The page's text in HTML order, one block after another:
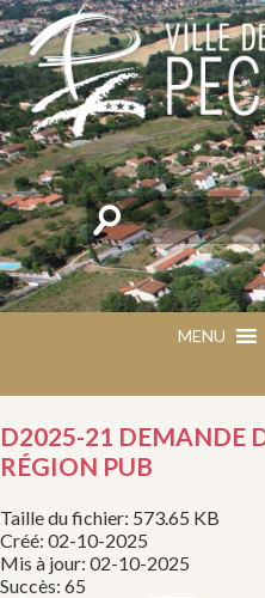
Rechercher
D2025-21 DEMANDE
RÉGION PUB
Taille du fichier: 573.65 KB
Créé: 02-10-2025
Mis à jour: 02-10-2025
Succès: 65